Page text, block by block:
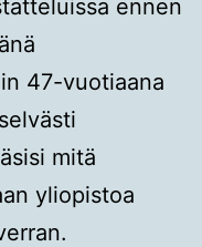
ennen
47-vuotiaana
mitä
yliopistoa